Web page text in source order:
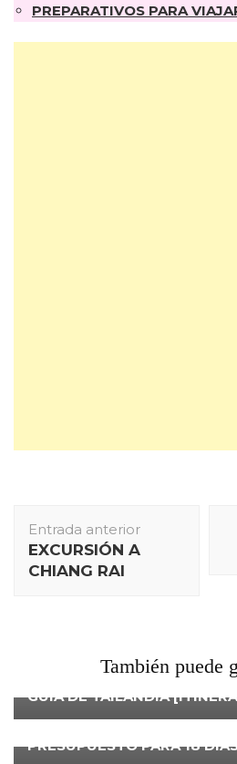
PREPARATIVOS PARA
de
entradas
Entrada anterior
EXCURSIÓN A
CHIANG RAI
También puede
TAILANDIA
GUÍA DE TAILANDIA
PRESUPUESTO PARA 18